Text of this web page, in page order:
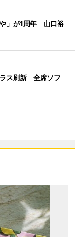
」が1周年 山口裕
ス刷新 全席ソフ